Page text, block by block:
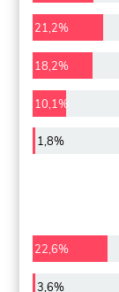
21,2%
18,2%
10,1%
1,8%
22,6%
3,6%